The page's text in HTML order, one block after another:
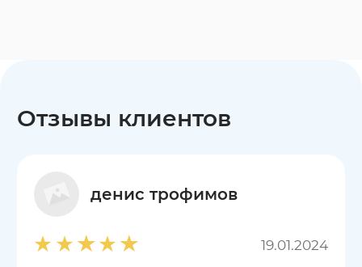
Отзывы клиентов
денис трофимов
19.01.2024